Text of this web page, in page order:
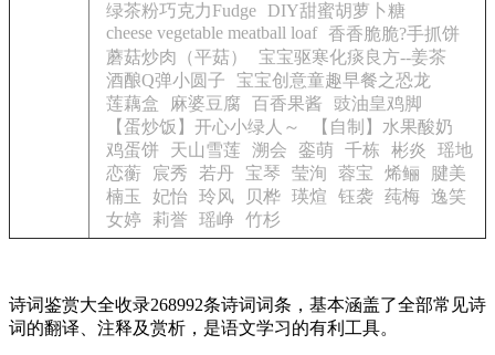
绿茶粉巧克力Fudge
DIY甜蜜胡萝卜糖
cheese vegetable meatball loaf 香香脆脆?手抓饼
蘑菇炒肉（平菇）
宝宝驱寒化痰良方--姜茶
酒酿Q弹小圆子
宝宝创意童趣早餐之恐龙
莲藕盒
麻婆豆腐 百香果酱
豉油皇鸡脚
【蛋炒饭】开心小绿人～
【自制】水果酸奶
鸡蛋饼
天山雪莲 溯会 銮萌 千栋 彬炎
瑶地
恋蘅
宸秀 若丹 宝琴 莹洵 蓉宝 烯鲡
腱美
楠玉
妃怡 玲风 贝桦 瑛煊 钰袭 莼梅
逸笑
女婷
莉誉 瑶峥 竹杉
诗词鉴赏大全收录268992条诗词词条，基本涵盖了全部常见诗
词的翻译、注释及赏析，是语文学习的有利工具。